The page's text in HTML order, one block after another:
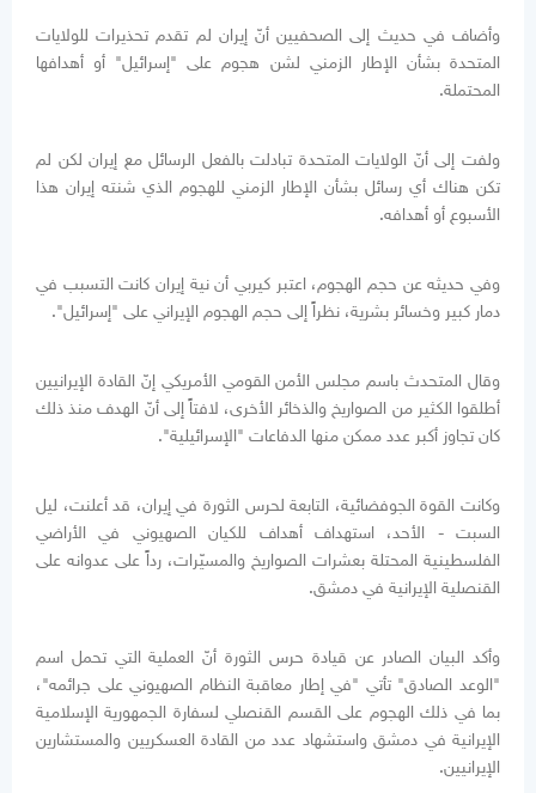
وأضاف في حديث إلى الصحفيين أنّ إيران لم تقدم تحذيرات للولايات
المتحدة بشأن الإطار الزمني لشن هجوم على "إسرائيل" أو أهدافها
المحتملة.
ولفت إلى أنّ الولايات المتحدة تبادلت بالفعل الرسائل مع إيران لكن لم
تكن هناك أي رسائل بشأن الإطار الزمني للهجوم الذي شنته إيران هذا
الأسبوع أو أهدافه.
وفي حديثه عن حجم الهجوم، اعتبر كيربي أن نية إيران كانت التسبب في
دمار كبير وخسائر بشرية، نظراً إلى حجم الهجوم الإيراني على "إسرائيل".
وقال المتحدث باسم مجلس الأمن القومي الأمريكي إنّ القادة الإيرانيين
أطلقوا الكثير من الصواريخ والذخائر الأخرى، لافتاً إلى أنّ الهدف منذ ذلك
كان تجاوز أكبر عدد ممكن منها الدفاعات "الإسرائيلية".
وكانت القوة الجوفضائية، التابعة لحرس الثورة في إيران، قد أعلنت، ليل
السبت - الأحد، استهداف أهداف للكيان الصهيوني في الأراضي
الفلسطينية المحتلة بعشرات الصواريخ والمسيّرات، رداً على عدوانه على
القنصلية الإيرانية في دمشق.
وأكد البيان الصادر عن قيادة حرس الثورة أنّ العملية التي تحمل اسم
"الوعد الصادق" تأتي "في إطار معاقبة النظام الصهيوني على جرائمه"،
بما في ذلك الهجوم على القسم القنصلي لسفارة الجمهورية الإسلامية
الإيرانية في دمشق واستشهاد عدد من القادة العسكريين والمستشارين
الإيرانيين.